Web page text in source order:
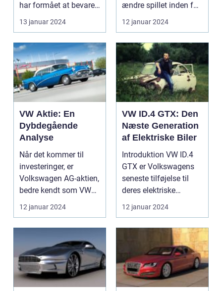
har formået at bevare
sin popularitet genn...
13 januar 2024
ændre spillet inden for
elektrisk ...
12 januar 2024
VW Aktie: En
Dybdegående
Analyse
Når det kommer til
investeringer, er
Volkswagen AG-aktien,
bedre kendt som VW
aktien, et af de mest ...
12 januar 2024
VW ID.4 GTX: Den
Næste Generation
af Elektriske Biler
Introduktion VW ID.4
GTX er Volkswagens
seneste tilføjelse til
deres elektriske
bilserie. Med impone...
12 januar 2024